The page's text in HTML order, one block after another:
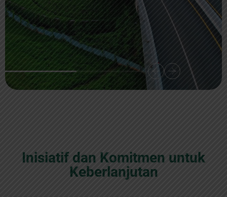
Inisiatif dan Komitmen untuk
Keberlanjutan